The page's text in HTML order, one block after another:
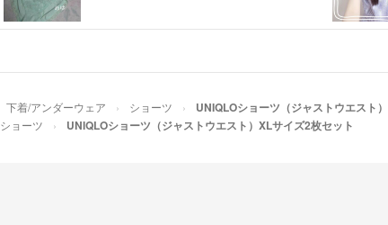
下着/アンダーウェア ショーツ UNIQLOショーツ（ジャストウエスト
ショーツ UNIQLOショーツ（ジャストウエスト）XLサイズ2枚セット